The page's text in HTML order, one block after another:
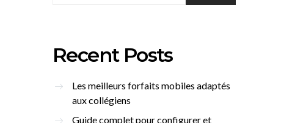
Recent Posts
Les meilleurs forfaits mobiles adaptés
aux collégiens
Guide complet pour configurer et